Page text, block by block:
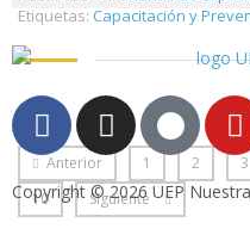
Etiquetas: Capacitación y
Anterior 1 2 3
10
Siguiente
Copyright © 2026 UEP